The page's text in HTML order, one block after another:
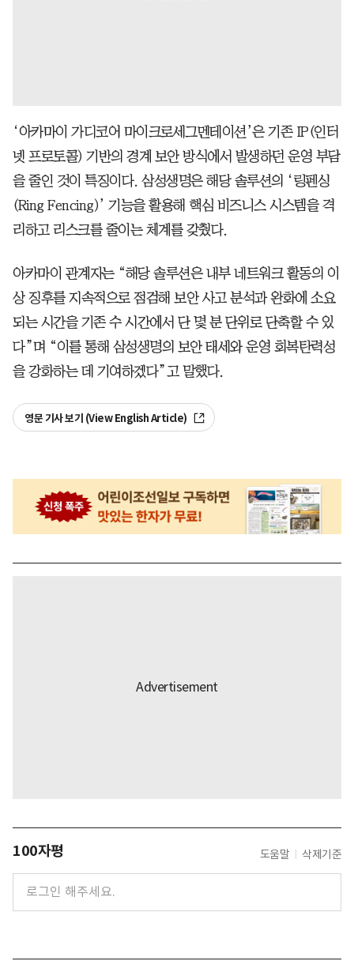
‘아카마이 가디코어 마이크로세그멘테이션’은 기존 IP(인터
넷 프로토콜) 기반의 경계 보안 방식에서 발생하던 운영 부담
을 줄인 것이 특징이다. 삼성생명은 해당 솔루션의 ‘링펜싱
(Ring Fencing)’ 기능을 활용해 핵심 비즈니스 시스템을 격
리하고 리스크를 줄이는 체계를 갖췄다.
아카마이 관계자는 “해당 솔루션은 내부 네트워크 활동의 이
상 징후를 지속적으로 점검해 보안 사고 분석과 완화에 소요
되는 시간을 기존 수 시간에서 단 몇 분 단위로 단축할 수 있
다”며 “이를 통해 삼성생명의 보안 태세와 운영 회복탄력성
을 강화하는 데 기여하겠다”고 말했다.
영문 기사 보기 (View English Article)
100자평 도움말 삭제기준